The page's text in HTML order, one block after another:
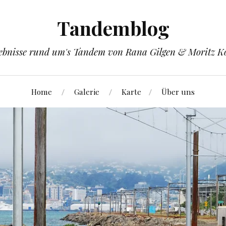
Tandemblog
rund um's Tandem von Rana Gilgen & Moritz
Home Galerie Karte Über uns